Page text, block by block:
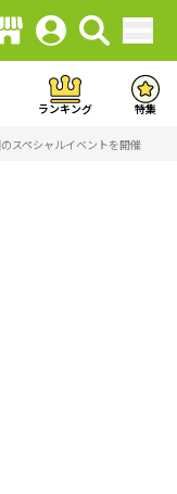
ランキング 特集
スペシャルイベントを開催